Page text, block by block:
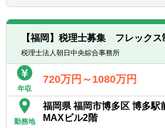
【部署異動について】
■フリーエージェント
・年に2回上司を通さ
・希望が通る確率は
す。
・また、全国に拠点
情によって比較的自
です。
は、互いにチームを
があります。
■広範囲な取扱業務
一般企業をはじめ、
会福祉法人、地方公
スを提供しています。
【福岡】税理士募集 フレック
税理士法人朝日中央綜合事務所
年収
720万円～1080万円
勤務地
福岡県 福岡市博多区 博多駅
MAXビル2階